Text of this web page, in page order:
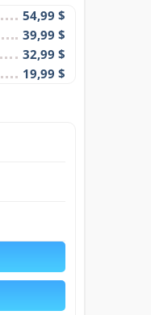
54,99 $
39,99 $
32,99 $
19,99 $